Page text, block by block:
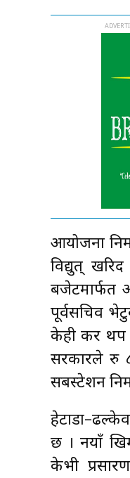
आयोजना
विद्युत्
बजेटमार्फत
पूर्वसचिव
केही कर थप
सरकारले रु
सबस्टेशन
छ । नयाँ
केभी